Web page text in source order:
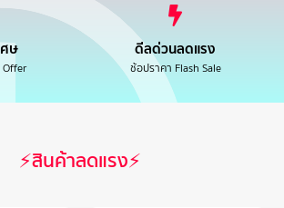
ษ
Offer
ดีลด่วนลดแรง
ช้อปราคา Flash Sale
⚡สินค้าลดแรง⚡